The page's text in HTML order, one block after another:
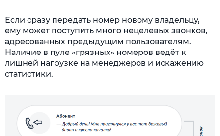
Если сразу передать номер новому владельцу,
ему может поступить много нецелевых звонков,
адресованных предыдущим пользователям.
Наличие в пуле «грязных» номеров ведёт к
лишней нагрузке на менеджеров и искажению
статистики.